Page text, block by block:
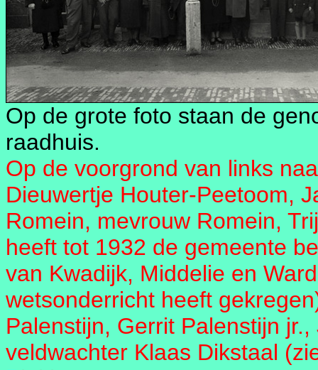
Op de grote foto staan de
raadhuis.
Op de voorgrond van links
Dieuwertje Houter-Peetoom,
Romein, mevrouw Romein,
heeft tot 1932 de gemeente
van Kwadijk, Middelie en
wetsonderricht heeft
Palenstijn, Gerrit Palenstijn
veldwachter Klaas Dikstaal